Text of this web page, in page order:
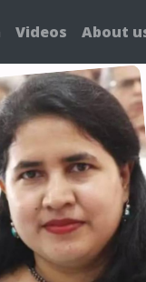
Videos About